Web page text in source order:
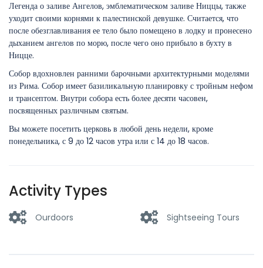
Легенда о заливе Ангелов, эмблематическом заливе Ниццы, также
уходит своими корнями к палестинской девушке. Считается, что
после обезглавливания ее тело было помещено в лодку и пронесено
дыханием ангелов по морю, после чего оно прибыло в бухту в
Ницце.
Собор вдохновлен ранними барочными архитектурными моделями
из Рима. Собор имеет базиликальную планировку с тройным нефом
и трансептом. Внутри собора есть более десяти часовен,
посвященных различным святым.
Вы можете посетить церковь в любой день недели, кроме
понедельника, с 9 до 12 часов утра или с 14 до 18 часов.
Activity Types
Ourdoors Sightseeing Tours